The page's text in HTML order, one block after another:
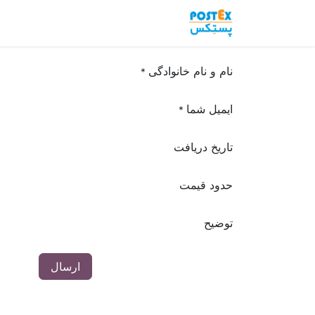
نام و نام خانوادگی *
ایمیل شما *
تاریخ دریافت
حدود قیمت
توضیح
ارسال